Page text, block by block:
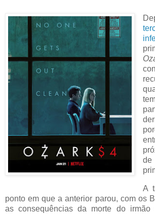
A
ponto em que a anterior parou, com os
as consequências da morte do irmão